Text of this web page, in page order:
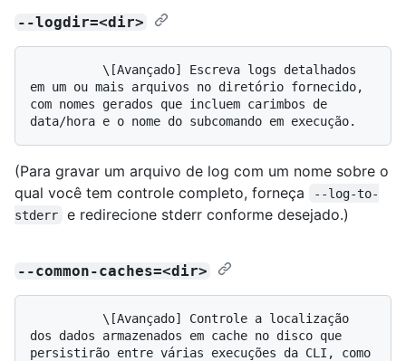
--logdir=<dir>
em um ou mais arquivos no diretório fornecido,
com nomes gerados que incluem carimbos de
(Para gravar um arquivo de log com um nome sobre o
qual você tem controle completo, forneça
--log-to-
stderr
e redirecione stderr conforme desejado.)
--common-caches=<dir>
dos dados armazenados em cache no disco que
persistirão entre várias execuções da CLI, como